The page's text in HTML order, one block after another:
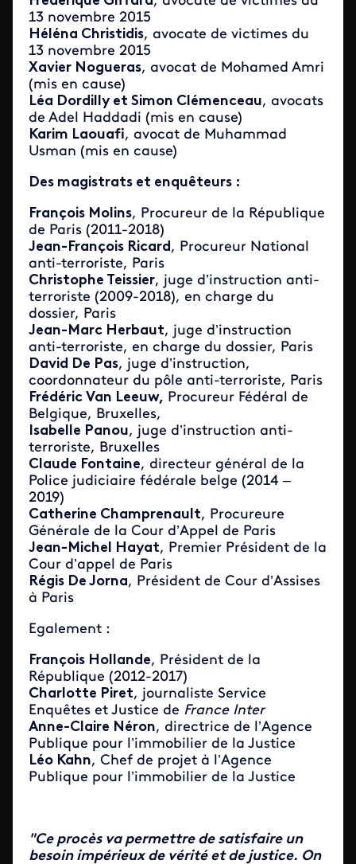
13 novembre 2015
Héléna Christidis, avocate de victimes du
13 novembre 2015
Xavier Nogueras, avocat de Mohamed Amri
(mis en cause)
Léa Dordilly et Simon Clémenceau, avocats
de Adel Haddadi (mis en cause)
Karim Laouafi, avocat de Muhammad
Usman (mis en cause)
Des magistrats et enquêteurs :
François Molins, Procureur de la République
de Paris (2011-2018)
Jean-François Ricard, Procureur National
anti-terroriste, Paris
Christophe Teissier, juge d’instruction anti-
terroriste (2009-2018), en charge du
dossier, Paris
Jean-Marc Herbaut, juge d’instruction
anti-terroriste, en charge du dossier, Paris
David De Pas, juge d’instruction,
coordonnateur du pôle anti-terroriste, Paris
Frédéric Van Leeuw, Procureur Fédéral de
Belgique, Bruxelles,
Isabelle Panou, juge d’instruction anti-
terroriste, Bruxelles
Claude Fontaine, directeur général de la
Police judiciaire fédérale belge (2014 –
2019)
Catherine Champrenault, Procureure
Générale de la Cour d’Appel de Paris
Jean-Michel Hayat, Premier Président de la
Cour d’appel de Paris
Régis De Jorna, Président de Cour d’Assises
à Paris
Egalement :
François Hollande, Président de la
République (2012-2017)
Charlotte Piret, journaliste Service
Enquêtes et Justice de France Inter
Anne-Claire Néron, directrice de l’Agence
Publique pour l’immobilier de la Justice
Léo Kahn, Chef de projet à l’Agence
Publique pour l’immobilier de la Justice
"Ce procès va permettre de satisfaire un
besoin impérieux de vérité et de justice. On